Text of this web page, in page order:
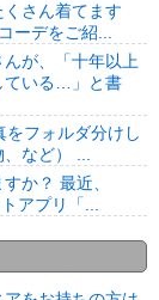
さん着てます
ーデをご紹...
が、「十年以上
ている…」と書
フォルダ分けし
など） ...
か？ 最近、
アプリ「...